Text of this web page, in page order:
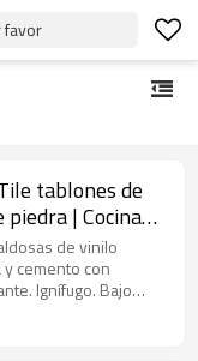
favor
tablones de
| Cocina
con
UCT 6004
de vinilo
cemento con
Ignífugo. Bajo